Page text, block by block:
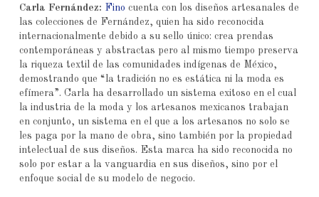
Carla Fernández: Fino cuenta con los diseños artesanales de
las colecciones de Fernández, quien ha sido reconocida
internacionalmente debido a su sello único: crea prendas
contemporáneas y abstractas pero al mismo tiempo preserva
la riqueza textil de las comunidades indígenas de México,
demostrando que “la tradición no es estática ni la moda es
efímera”. Carla ha desarrollado un sistema exitoso en el cual
la industria de la moda y los artesanos mexicanos trabajan
en conjunto, un sistema en el que a los artesanos no solo se
les paga por la mano de obra, sino también por la propiedad
intelectual de sus diseños. Esta marca ha sido reconocida no
solo por estar a la vanguardia en sus diseños, sino por el
enfoque social de su modelo de negocio.